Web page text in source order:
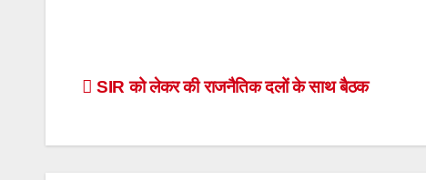
Post
SIR को लेकर की राजनैतिक दलों के साथ बैठक